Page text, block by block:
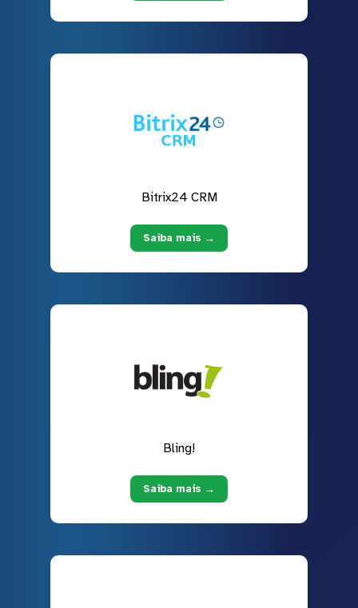
Bitrix24 CRM
Saiba mais →
Bling!
Saiba mais →